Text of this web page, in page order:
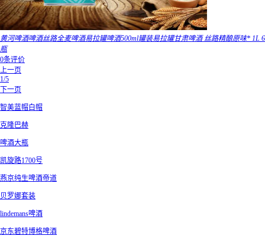
黄河啤酒啤酒丝路全麦啤酒易拉罐啤酒500ml罐装易拉罐甘肃啤酒 丝路精酿原味* 1L 6
瓶
0条评价
上一页
1/5
下一页
智美蓝帽白帽
克隆巴赫
啤酒大瓶
凯旋路1700号
燕京纯生啤酒帝道
贝罗娜套装
lindemans啤酒
京东碧特博格啤酒